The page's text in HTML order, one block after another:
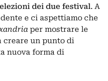
dei due festival. A
e ci aspettiamo che
per mostrare le
creare un punto di
nuova forma di